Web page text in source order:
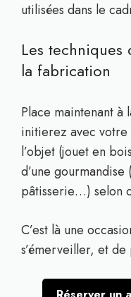
utilisées dans le
Les techniques
la fabrication
Place maintenant à
initierez avec
l’objet (jouet en
d’une
pâtisserie…) selon
C’est là une
s’émerveiller, et